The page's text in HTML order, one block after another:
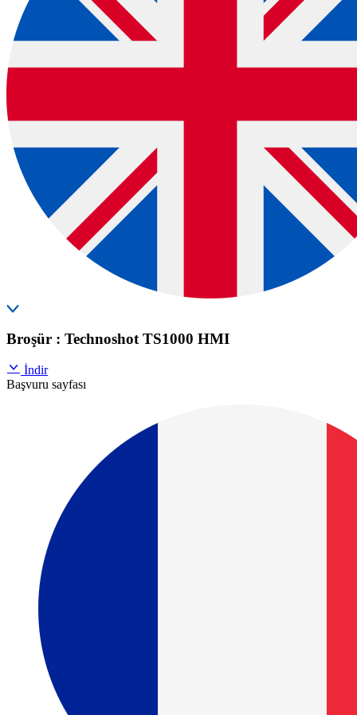
Broşür : Technoshot TS1000 HMI
İndir
Başvuru sayfası